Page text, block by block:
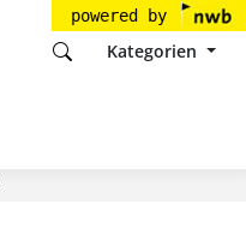
powered by
Kategorien